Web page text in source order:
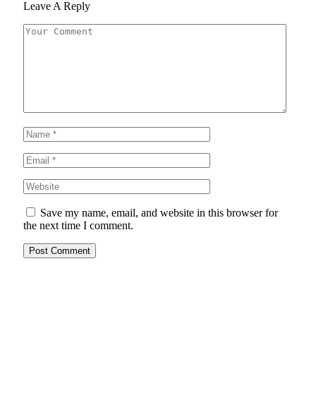
Leave A Reply
Save my name, email, and website in this browser for
the next time I comment.